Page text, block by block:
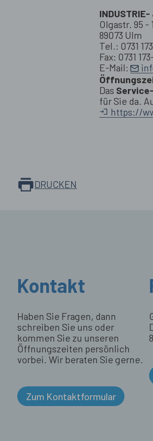
INDUSTRIE-
Olgastr. 95 -
89073 Ulm
Tel.: 0731
Fax: 0731
E-Mail:
Das
für Sie da.
https://
DRUCKEN
Kontakt
Haben Sie Fragen, dann
schreiben Sie uns oder
kommen Sie zu unseren
Öffnungszeiten persönlich
vorbei. Wir beraten Sie gerne.
Zum Kontaktformular